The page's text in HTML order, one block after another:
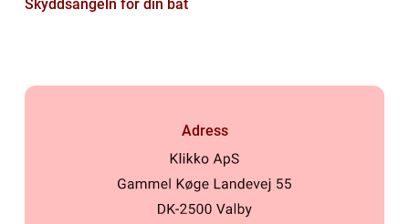
Skyddsängeln för din båt
Adress